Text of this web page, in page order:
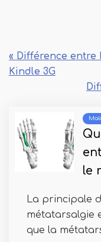
« Différence entre
Kindle 3G
le
La principale
métatarsalgie
que la